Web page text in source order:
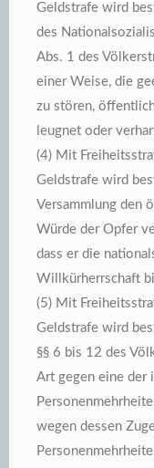
Geldstrafe wird
des
Abs. 1 des
einer Weise, die
zu stören,
leugnet oder
(4) Mit
Geldstrafe wird
Versammlung den
Würde der Opfer
dass er die
Willkürherrschaft
(5) Mit
Geldstrafe wird
§§ 6 bis 12 des
Art gegen eine der
wegen dessen